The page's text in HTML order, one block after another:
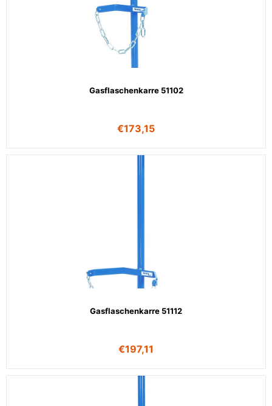
Gasflaschenkarre 51102
€173,15
Gasflaschenkarre 51112
€197,11